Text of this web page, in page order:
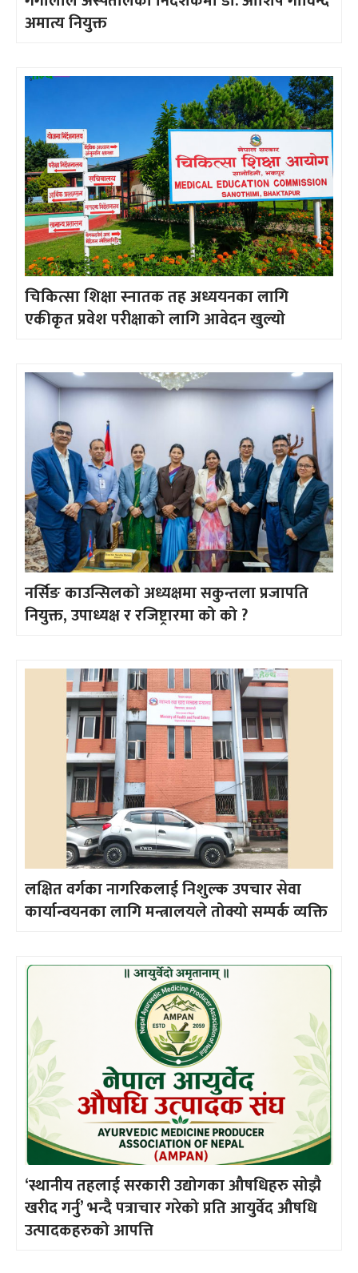
अमात्य नियुक्त
चिकित्सा शिक्षा स्नातक तह अध्ययनका लागि
एकीकृत प्रवेश परीक्षाको लागि आवेदन खुल्यो
नर्सिङ काउन्सिलको अध्यक्षमा सकुन्तला प्रजापति
नियुक्त, उपाध्यक्ष र रजिष्ट्रारमा को को ?
लक्षित वर्गका नागरिकलाई निशुल्क उपचार सेवा
कार्यान्वयनका लागि मन्त्रालयले तोक्यो सम्पर्क व्यक्ति
‘स्थानीय तहलाई सरकारी उद्योगका औषधिहरु सोझै
खरीद गर्नु’ भन्दै पत्राचार गरेको प्रति आयुर्वेद औषधि
उत्पादकहरुको आपत्ति